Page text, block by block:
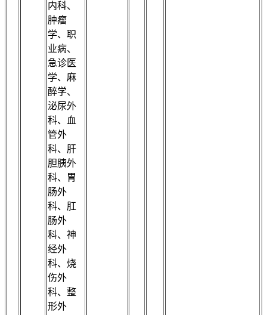
内科、
肿瘤
学、职
业病、
急诊医
学、麻
醉学、
泌尿外
科、血
管外
科、肝
胆胰外
科、胃
肠外
科、肛
肠外
科、神
经外
科、烧
伤外
科、整
形外